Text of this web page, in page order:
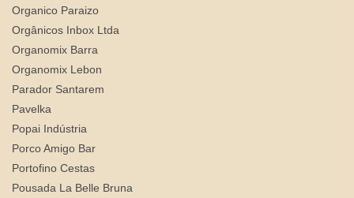
Organico Paraizo
Orgânicos Inbox Ltda
Organomix Barra
Organomix Lebon
Parador Santarem
Pavelka
Popai Indústria
Porco Amigo Bar
Portofino Cestas
Pousada La Belle Bruna